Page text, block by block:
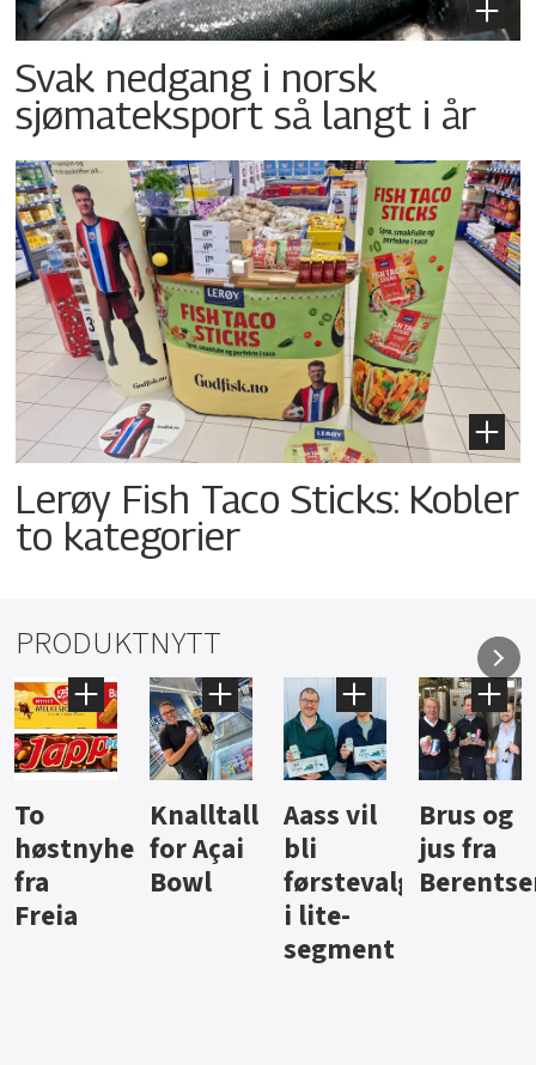
Svak nedgang i norsk
sjømateksport så langt i år
Lerøy Fish Taco Sticks: Kobler
to kategorier
PRODUKTNYTT
Knalltall
for Açai
Bowl
Aass vil
bli
førstevalg
Brus og
jus fra
Berentsen
Hard
iste fra
Hansa